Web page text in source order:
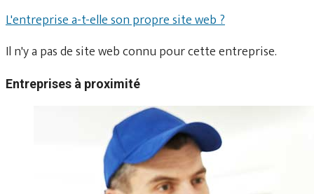
L'entreprise a-t-elle son propre site web ?
Il n'y a pas de site web connu pour cette entreprise.
Entreprises à proximité